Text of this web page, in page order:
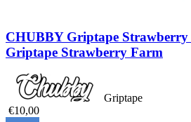
CHUBBY Griptape
Griptape Strawberry Farm
Griptape
€10,00